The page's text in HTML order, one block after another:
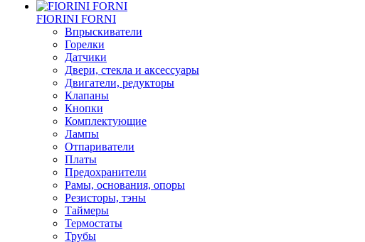
FIORINI FORNI
Впрыскиватели
Горелки
Датчики
Двери, стекла и аксессуары
Двигатели, редукторы
Клапаны
Кнопки
Комплектующие
Лампы
Отпариватели
Платы
Предохранители
Рамы, основания, опоры
Резисторы, тэны
Таймеры
Термостаты
Трубы